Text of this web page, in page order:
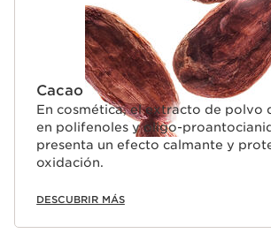
Cacao
En cosmética, el extracto de polvo
en polifenoles y oligo-
presenta un efecto calmante y
oxidación.
DESCUBRIR MÁS